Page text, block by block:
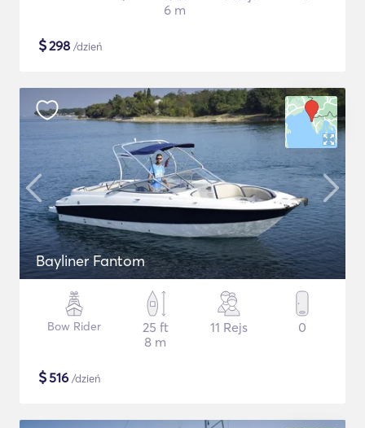
6 m
$298 /dzień
Bayliner Fantom
Bow Rider
25 ft
8 m
11 Rejs 0
$516 /dzień